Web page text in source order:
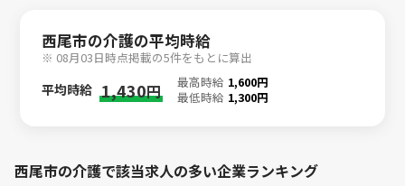
西尾市の介護の平均時給
※ 08月03日時点掲載の5件をもとに算出
平均時給 1,430円 最高時給 1,600円
最低時給 1,300円
西尾市の介護で該当求人の多い企業ランキング